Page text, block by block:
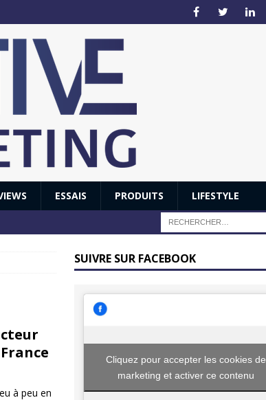
ESSAIS PRODUITS LIFESTYLE
à peu en
SUIVRE SUR FACEBOOK
Cliquez pour accepter les cookies de
marketing et activer ce contenu